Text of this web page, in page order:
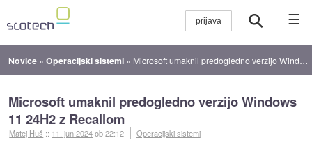
☰
Novice »Operacijski sistemi » Microsoft umaknil predogledno verzijo Windows 11 24H2 z Recallom
Microsoft umaknil predogledno verzijo Windows
11 24H2 z Recallom
Matej Huš :: 11. jun 2024ob 22:12 Operacijski sistemi